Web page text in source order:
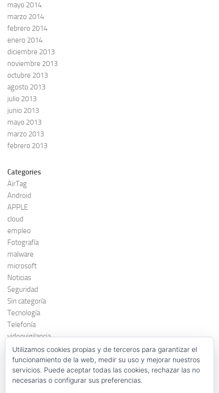
mayo 2014
marzo 2014
febrero 2014
enero 2014
diciembre 2013
noviembre 2013
octubre 2013
agosto 2013
julio 2013
junio 2013
mayo 2013
marzo 2013
febrero 2013
Categories
AirTag
Android
APPLE
cloud
empleo
Fotografía
malware
microsoft
Noticias
Seguridad
Sin categoría
Tecnología
Telefonía
videovigilancia
windows 7
Utilizamos cookies propias y de terceros para garantizar el
funcionamiento de la web, medir su uso y mejorar nuestros
servicios. Puede aceptar todas las cookies, rechazar las no
necesarias o configurar sus preferencias.